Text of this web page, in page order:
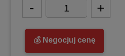
- +
💰 Negocjuj cenę